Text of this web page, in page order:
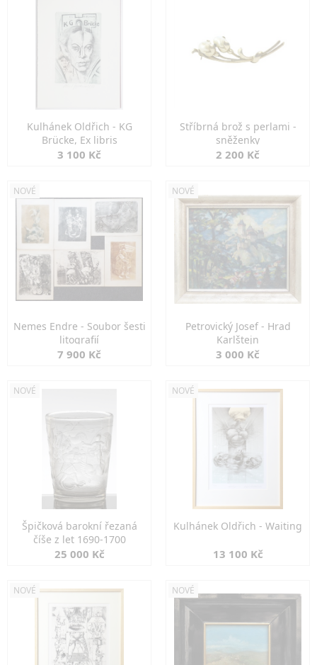
Kulhánek Oldřich - KG
Brücke, Ex libris
3 100 Kč
Stříbrná brož s perlami -
sněženky
2 200 Kč
NOVÉ
Nemes Endre - Soubor šesti
litografií
7 900 Kč
NOVÉ
Petrovický Josef - Hrad
Karlštejn
3 000 Kč
NOVÉ
Špičková barokní řezaná
číše z let 1690-1700
25 000 Kč
NOVÉ
Kulhánek Oldřich - Waiting
13 100 Kč
NOVÉ NOVÉ